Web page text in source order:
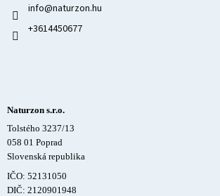
info@naturzon.hu
+3614450677
Naturzon s.r.o.
Tolstého 3237/13
058 01 Poprad
Slovenská republika
IČO: 52131050
DIČ: 2120901948